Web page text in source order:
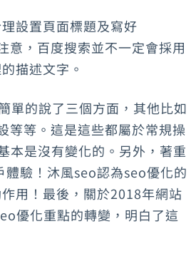
設置頁面標題及寫好
，百度搜索並不一定會採用
描述文字。
單的說了三個方面，其他比如
等等。這是這些都屬於常規操
本是沒有變化的。另外，著重
驗！沐風seo認為seo優化的
用！最後，關於2018年網站
優化重點的轉變，明白了這